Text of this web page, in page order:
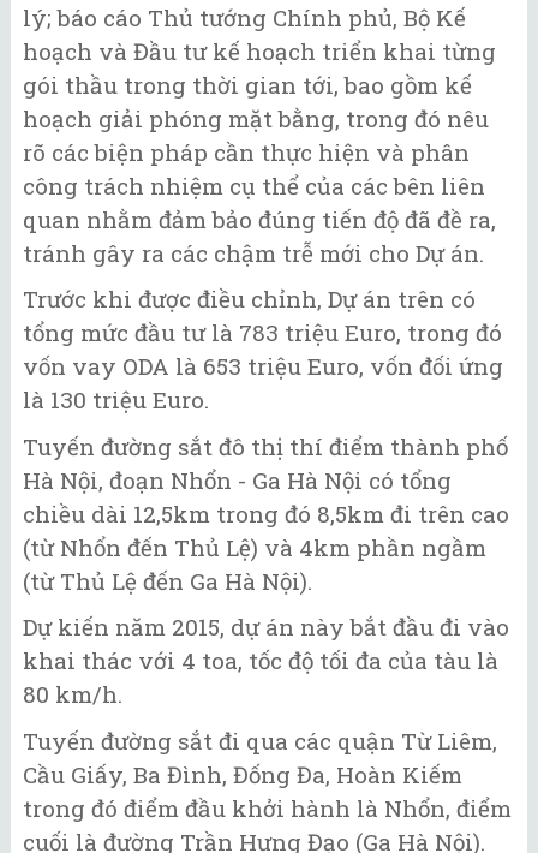
lý; báo cáo Thủ tướng Chính phủ, Bộ Kế
hoạch và Đầu tư kế hoạch triển khai từng
gói thầu trong thời gian tới, bao gồm kế
hoạch giải phóng mặt bằng, trong đó nêu
rõ các biện pháp cần thực hiện và phân
công trách nhiệm cụ thể của các bên liên
quan nhằm đảm bảo đúng tiến độ đã đề ra,
tránh gây ra các chậm trễ mới cho Dự án.
Trước khi được điều chỉnh, Dự án trên có
tổng mức đầu tư là 783 triệu Euro, trong đó
vốn vay ODA là 653 triệu Euro, vốn đối ứng
là 130 triệu Euro.
Tuyến đường sắt đô thị thí điểm thành phố
Hà Nội, đoạn Nhổn - Ga Hà Nội có tổng
chiều dài 12,5km trong đó 8,5km đi trên cao
(từ Nhổn đến Thủ Lệ) và 4km phần ngầm
(từ Thủ Lệ đến Ga Hà Nội).
Dự kiến năm 2015, dự án này bắt đầu đi vào
khai thác với 4 toa, tốc độ tối đa của tàu là
80 km/h.
Tuyến đường sắt đi qua các quận Từ Liêm,
Cầu Giấy, Ba Đình, Đống Đa, Hoàn Kiếm
trong đó điểm đầu khởi hành là Nhổn, điểm
cuối là đường Trần Hưng Đạo (Ga Hà Nội).